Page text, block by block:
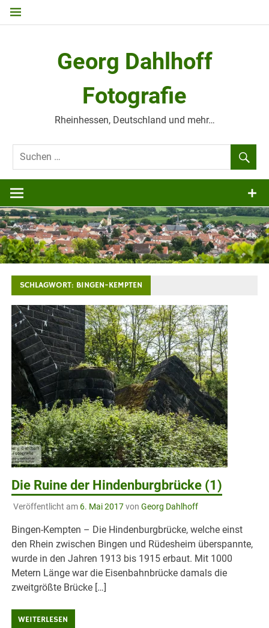
Zum
Georg Dahlhoff
Fotografie
Rheinhessen, Deutschland und mehr…
SCHLAGWORT: BINGEN-KEMPTEN
Die Ruine der Hindenburgbrücke (1)
Veröffentlicht am 6. Mai 2017von Georg Dahlhoff
Bingen-Kempten – Die Hindenburgbrücke, welche einst
den Rhein zwischen Bingen und Rüdesheim überspannte,
wurde in den Jahren 1913 bis 1915 erbaut. Mit 1000
Metern Länge war die Eisenbahnbrücke damals die
zweitgrößte Brücke […]
WEITERLESEN